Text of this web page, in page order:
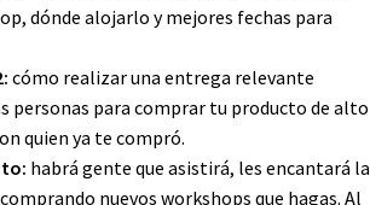
dónde alojarlo y mejores fechas para
cómo realizar una entrega relevante
personas para comprar tu producto de alto
quien ya te compró.
habrá gente que asistirá, les encantará la
nuevos workshops que hagas. Al